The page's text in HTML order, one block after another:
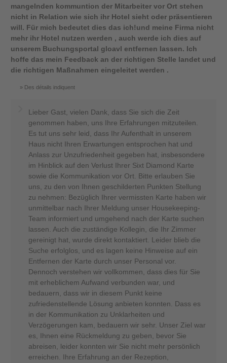
mangelnden kommuntion der Mitarbeiter vor Ort stehen
nicht in Relation wie sich ihr Hotel sieht oder präsentieren
will. Für mich bedeutet dies das ich!und meine Firma nicht
mehr ihr Hotel nutzen werden , auch werde ich dies auf
unserem Buchungsportal gloavl entfernen lassen. Ich
hoffe das mein Feedback an der richtigen Stelle landet und
die richtigen Maßnahmen eingeleitet werden .
Des détails indiquent
Lieber Gast, vielen Dank, dass Sie sich die Zeit
genommen haben, uns Ihre Erfahrungen mitzuteilen.
Es tut uns sehr leid, dass Ihr Aufenthalt in unserem
Haus nicht Ihren Erwartungen entsprochen hat und
Anlass zur Unzufriedenheit gegeben hat, insbesondere
im Hinblick auf den Verlust Ihrer Sixt Diamond Karte
sowie die Kommunikation vor Ort. Bitte erlauben Sie
uns, zu den von Ihnen geschilderten Punkten Stellung
zu nehmen: Bezüglich Ihrer vermissten Karte haben wir
unmittelbar nach Ihrer Meldung unser Housekeeping-
Team informiert und umgehend nach der Karte suchen
lassen. Auch die zuständige Kollegin, die Ihr Zimmer
gereinigt hat, wurde direkt kontaktiert. Leider blieb die
Suche erfolglos, und es lagen keine Hinweise auf ein
Entfernen der Karte durch unser Personal vor.
Dennoch verstehen wir vollkommen, dass dies für Sie
mit erheblichem Aufwand verbunden war, und
bedauern, dass wir in diesem Punkt keine
zufriedenstellende Lösung anbieten konnten. Dass es
in der Kommunikation zu Unklarheiten und
Verzögerungen kam, bedauern wir sehr. Unser Ziel war
es, Ihnen eine Rückmeldung zu geben, bevor Sie
abreisen, leider konnten wir Sie nicht mehr persönlich
erreichen. Ihre Erfahrung an der Rezeption,